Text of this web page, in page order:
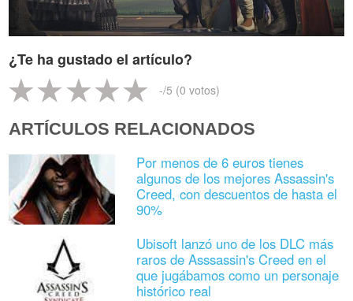
¿Te ha gustado el artículo?
-/5 (0 votos)
ARTÍCULOS RELACIONADOS
Por menos de 6 euros tienes
algunos de los mejores Assassin's
Creed, con descuentos de hasta el
90%
Ubisoft lanzó uno de los DLC más
raros de Asssassin's Creed en el
que jugábamos como un personaje
histórico real